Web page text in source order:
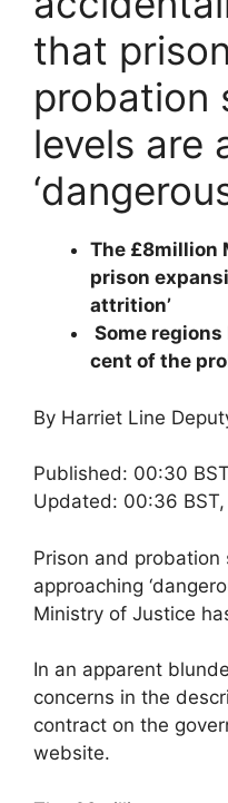
that
probation
levels are
The £8million
prison
attrition’
Some
cent of the
By Harriet Line
Published: 00:30
Updated: 00:36
Prison and
approaching
Ministry of Justice
In an apparent
concerns in the
contract on the
website.